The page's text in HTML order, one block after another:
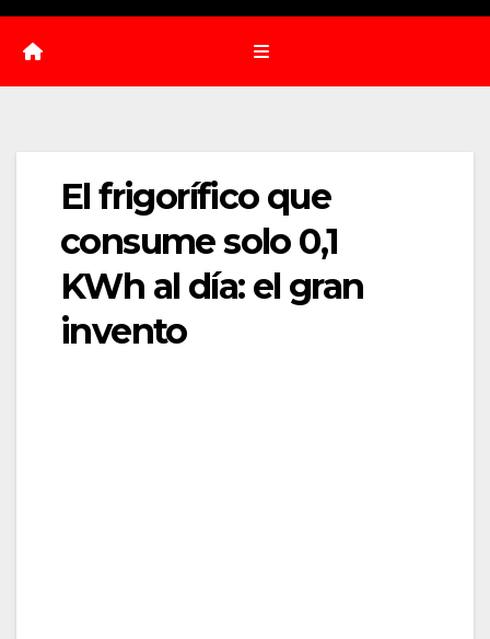
El frigorífico que
consume solo 0,1
KWh al día: el gran
invento